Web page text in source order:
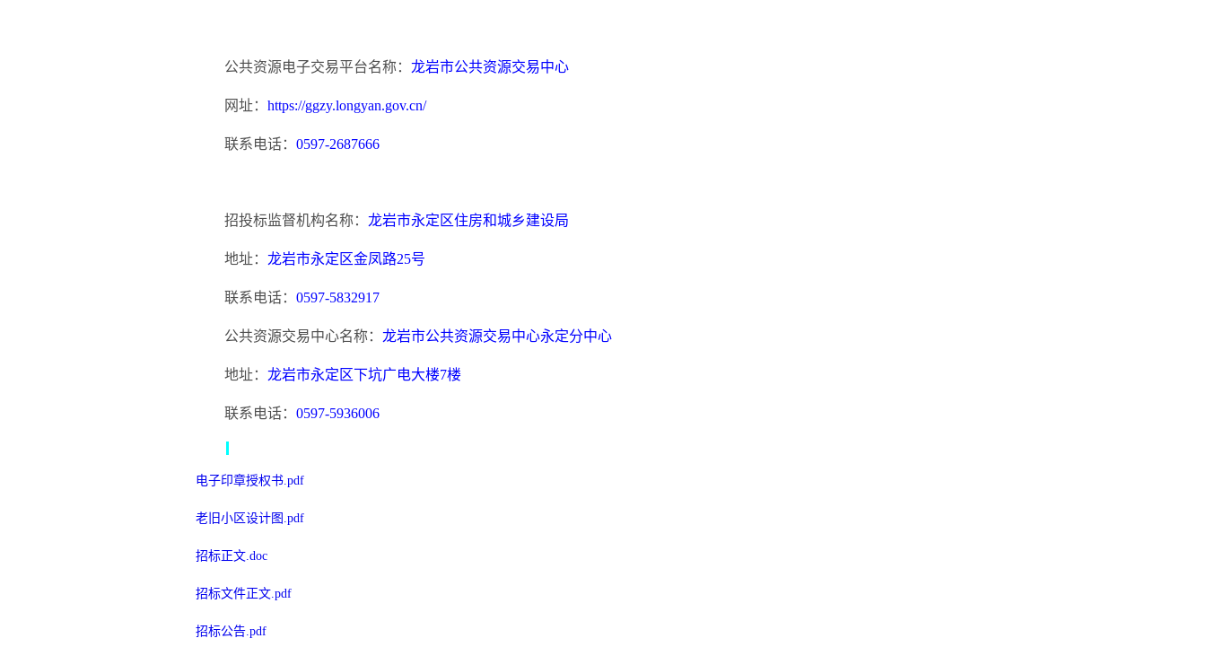
公共资源电子交易平台名称： 龙岩市公共资源交易中心
网址： https://ggzy.longyan.gov.cn/
联系电话： 0597-2687666
招投标监督机构名称： 龙岩市永定区住房和城乡建设局
地址： 龙岩市永定区金凤路25号
联系电话： 0597-5832917
公共资源交易中心名称： 龙岩市公共资源交易中心永定分中心
地址： 龙岩市永定区下坑广电大楼7楼
联系电话： 0597-5936006
电子印章授权书.pdf
老旧小区设计图.pdf
招标正文.doc
招标文件正文.pdf
招标公告.pdf